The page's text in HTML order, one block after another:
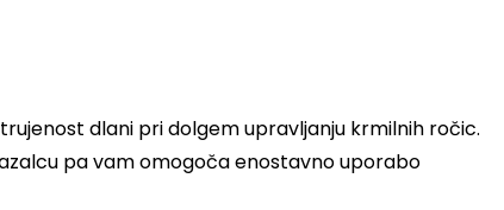
dlani pri dolgem upravljanju krmilnih ročic.
pa vam omogoča enostavno uporabo